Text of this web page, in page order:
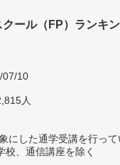
クール（FP）ランキ
07/10
人
にした通学受講を行って
校、通信講座を除く